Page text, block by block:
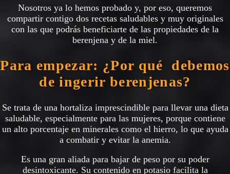
Nosotros ya lo hemos probado y, por eso, queremos
compartir contigo dos recetas saludables y muy originales
con las que podrás beneficiarte de las propiedades de la
berenjena y de la miel.
Para empezar: ¿Por qué debemos
de ingerir berenjenas?
Se trata de una hortaliza imprescindible para llevar una dieta
saludable, especialmente para las mujeres, porque contiene
un alto porcentaje en minerales como el hierro, lo que ayuda
a combatir y evitar la anemia.
Es una gran aliada para bajar de peso por su poder
desintoxicante. Su contenido en potasio facilita la